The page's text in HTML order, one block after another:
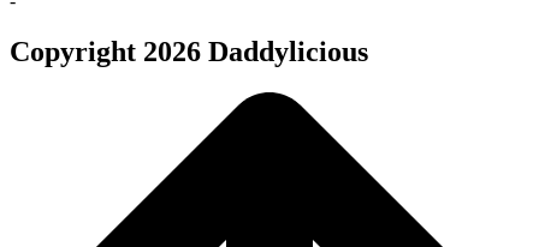
Copyright 2026 Daddylicious